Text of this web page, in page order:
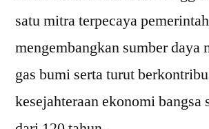
satu mitra terpecaya
mengembangkan sumber daya
gas bumi serta turut
kesejahteraan ekonomi bangsa